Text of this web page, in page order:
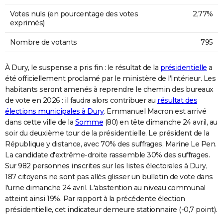
Votes nuls (en pourcentage des votes
exprimés)
2,77%
Nombre de votants 795
À Dury, le suspense a pris fin : le résultat de la présidentielle a
été officiellement proclamé par le ministère de l'Intérieur. Les
habitants seront amenés à reprendre le chemin des bureaux
de vote en 2026 : il faudra alors contribuer au résultat des
élections municipales à Dury. Emmanuel Macron est arrivé
dans cette ville de la Somme (80) en tête dimanche 24 avril, au
soir du deuxième tour de la présidentielle. Le président de la
République y distance, avec 70% des suffrages, Marine Le Pen.
La candidate d'extrême-droite rassemble 30% des suffrages.
Sur 982 personnes inscrites sur les listes électorales à Dury,
187 citoyens ne sont pas allés glisser un bulletin de vote dans
l'urne dimanche 24 avril. L'abstention au niveau communal
atteint ainsi 19%. Par rapport à la précédente élection
présidentielle, cet indicateur demeure stationnaire (-0,7 point).